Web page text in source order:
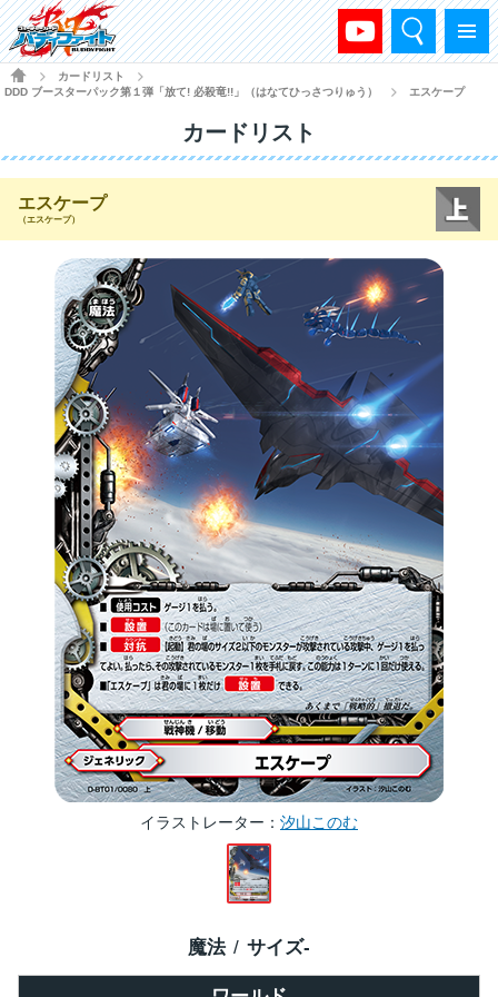
メニュー
検索
HOME
カードリスト
DDD ブースターパック第１弾「放て! 必殺竜!!」（はなてひっさつりゅう）
エスケープ
カードリスト
エスケープ
（エスケープ）
イラストレーター 汐山このむ
魔法 サイズ-